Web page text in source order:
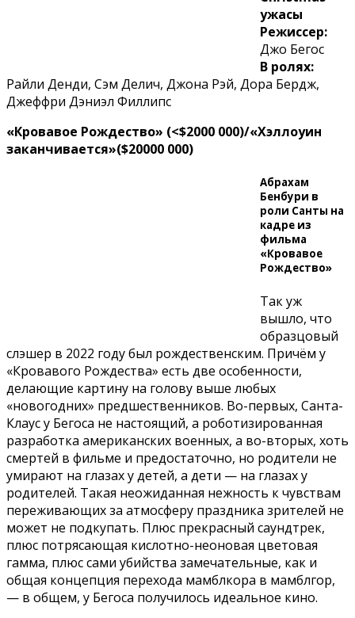
ужасы
Режиссер:
Джо Бегос
В ролях:
Райли Денди, Сэм Делич, Джона Рэй, Дора Бердж,
Джеффри Дэниэл Филлипс
«Кровавое Рождество» (<$2000 000)/«Хэллоуин
заканчивается»($20000 000)
Абрахам
Бенбури в
роли Санты на
кадре из
фильма
«Кровавое
Рождество»
Так уж
вышло, что
образцовый
слэшер в 2022 году был рождественским. Причём у
«Кровавого Рождества» есть две особенности,
делающие картину на голову выше любых
«новогодних» предшественников. Во-первых, Санта-
Клаус у Бегоса не настоящий, а роботизированная
разработка американских военных, а во-вторых, хоть
смертей в фильме и предостаточно, но родители не
умирают на глазах у детей, а дети — на глазах у
родителей. Такая неожиданная нежность к чувствам
переживающих за атмосферу праздника зрителей не
может не подкупать. Плюс прекрасный саундтрек,
плюс потрясающая кислотно-неоновая цветовая
гамма, плюс сами убийства замечательные, как и
общая концепция перехода мамблкора в мамблгор,
— в общем, у Бегоса получилось идеальное кино.